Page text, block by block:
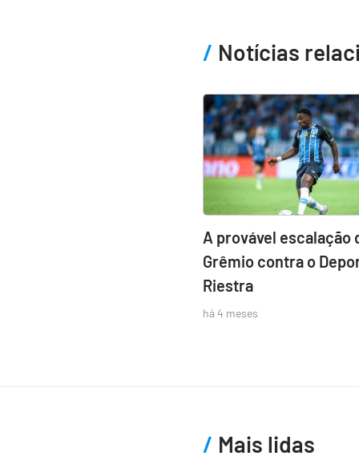
Notícias
A provável escalação
Grêmio contra o
Riestra
há 4 meses
Mais lidas